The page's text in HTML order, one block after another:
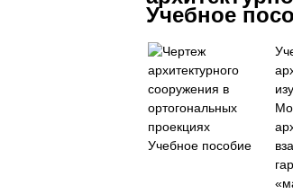
Учебное